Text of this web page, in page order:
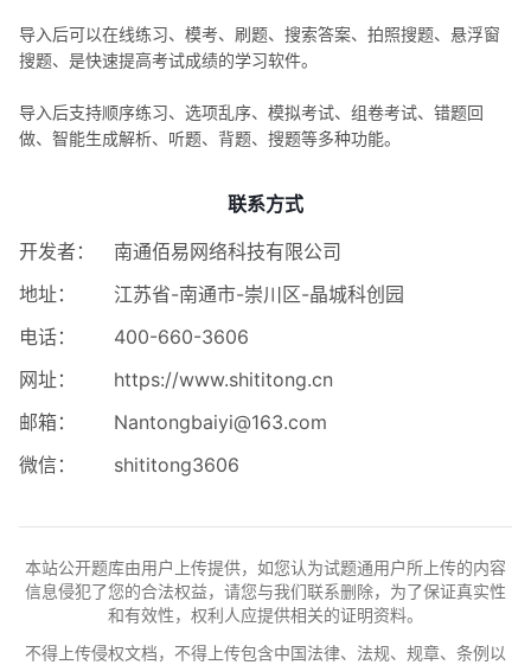
导入后可以在线练习、模考、刷题、搜索答案、拍照搜题、悬浮窗
搜题、是快速提高考试成绩的学习软件。
导入后支持顺序练习、选项乱序、模拟考试、组卷考试、错题回
做、智能生成解析、听题、背题、搜题等多种功能。
联系方式
开发者：
南通佰易网络科技有限公司
地址：
江苏省-南通市-崇川区-晶城科创园
电话：
400-660-3606
网址：
https://www.shititong.cn
邮箱：
Nantongbaiyi@163.com
微信：
shititong3606
本站公开题库由用户上传提供，如您认为试题通用户所上传的内容
信息侵犯了您的合法权益，请您与我们联系删除，为了保证真实性
和有效性，权利人应提供相关的证明资料。
不得上传侵权文档，不得上传包含中国法律、法规、规章、条例以